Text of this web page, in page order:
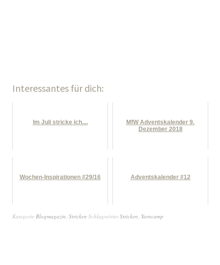
Interessantes für dich:
Im Juli stricke ich....
MfW Adventskalender 9.
Dezember 2018
Wochen-Inspirationen #29/16 Adventskalender #12
Kategorie Blogmagazin, Stricken SchlagwörterStricken, Yarncamp